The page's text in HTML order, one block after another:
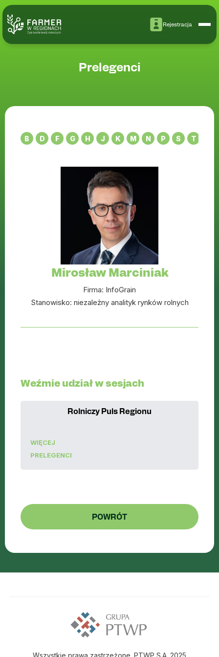
Rejestracja
Prelegenci
B D F G H J K M N P S T
Mirosław Marciniak
Firma: InfoGrain
Stanowisko: niezależny analityk rynków rolnych
Weźmie udział w sesjach
Rolniczy Puls Regionu
WIĘCEJ
PRELEGENCI
POWRÓT
Wszystkie prawa zastrzeżone. PTWP S.A. 2025